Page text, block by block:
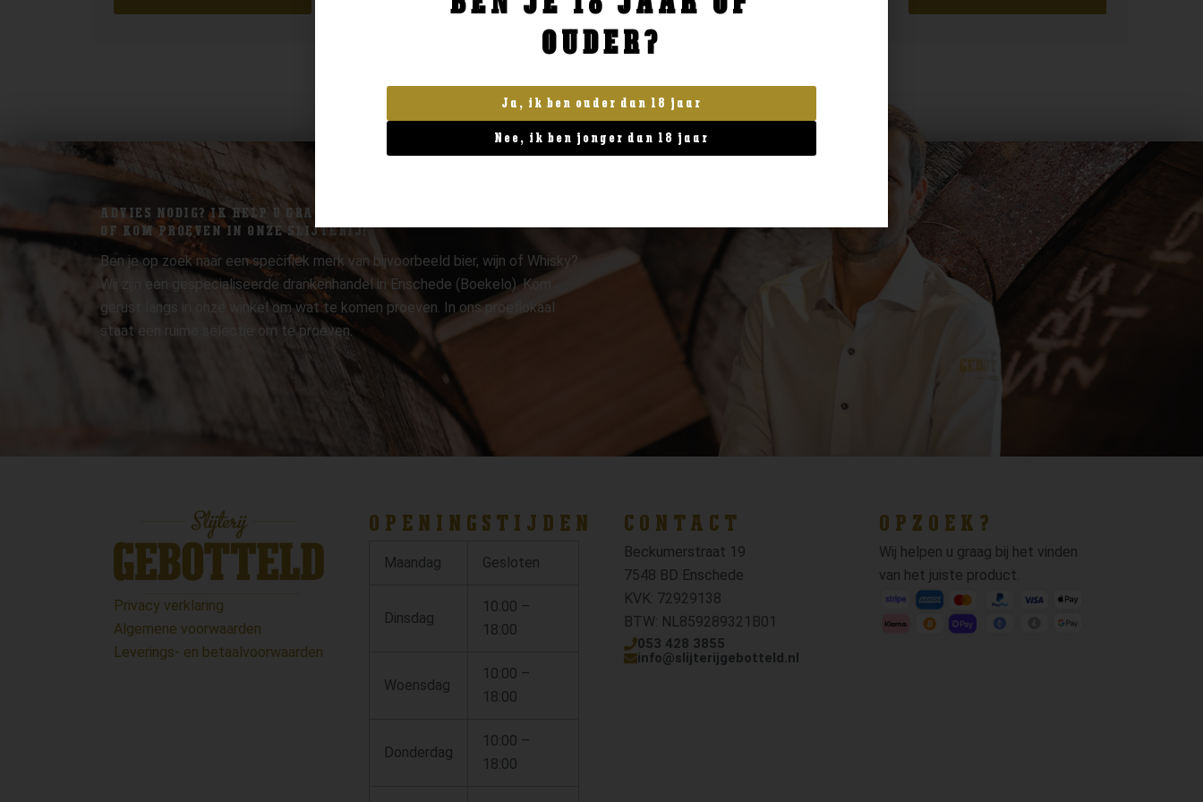
ADVIES NODIG? IK HELP U GRAAG.
OF KOM PROEVEN IN ONZE SLIJTERIJ!
Ben je op zoek naar een specifiek merk van bijvoorbeeld bier, wijn of Whisky?
Wij zijn een gespecialiseerde drankenhandel in Enschede (Boekelo). Kom
gerust langs in onze winkel om wat te komen proeven. In ons proeflokaal
staat een ruime selectie om te proeven.
Privacy verklaring
Algemene voorwaarden
Leverings- en betaalvoorwaarden
OPENINGSTIJDEN
Maandag Gesloten
Dinsdag
10:00 –
18:00
Woensdag
10:00 –
18:00
Donderdag
10:00 –
18:00
CONTACT
Beckumerstraat 19
7548 BD Enschede
KVK: 72929138
BTW: NL859289321B01
053 428 3855
info@slijterijgebotteld.nl
OPZOEK?
Wij helpen u graag bij het vinden
van het juiste product.
OUDER?
Ja, ik ben ouder dan 18 jaar
Nee, ik ben jonger dan 18 jaar